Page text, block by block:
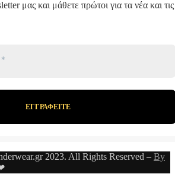
μας και μάθετε πρώτοι για τα νέα και τις
2023. All Rights Reserved – By